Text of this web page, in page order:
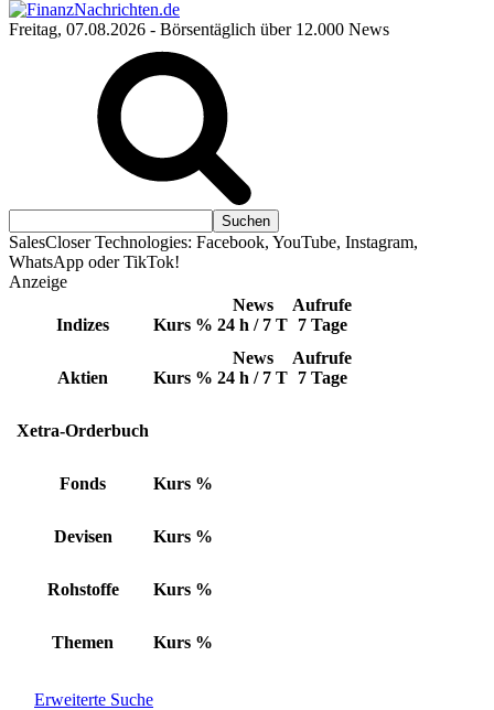
Freitag, 07.08.2026 - Börsentäglich über 12.000 News
SalesCloser Technologies: Facebook, YouTube, Instagram,
WhatsApp oder TikTok!
Anzeige
Indizes Kurs %
News
24 h / 7 T
Aufrufe
7 Tage
Aktien Kurs %
News
24 h / 7 T
Aufrufe
7 Tage
Xetra-Orderbuch
Fonds Kurs %
Devisen Kurs %
Rohstoffe Kurs %
Themen Kurs %
Erweiterte Suche